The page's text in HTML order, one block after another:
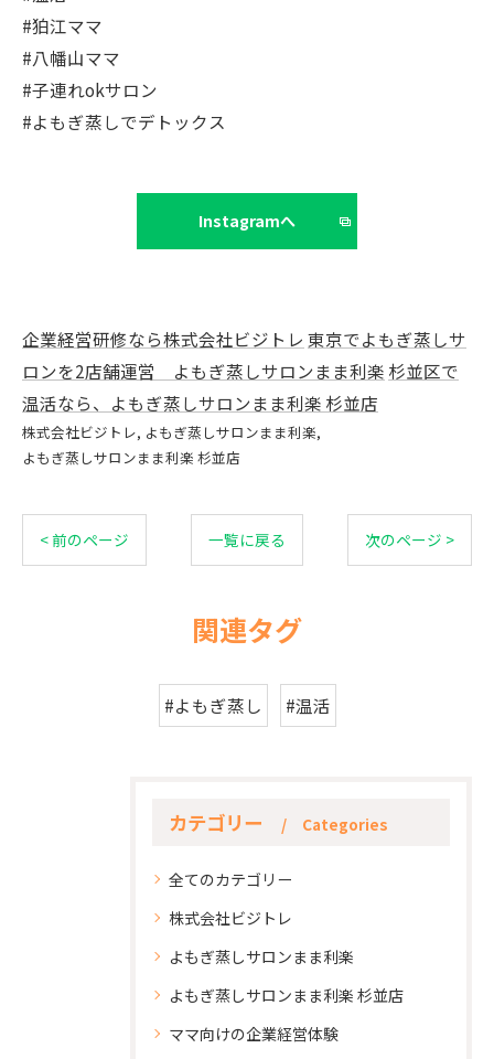
#狛江ママ
#八幡山ママ
#子連れokサロン
#よもぎ蒸しでデトックス
Instagramへ
企業経営研修なら株式会社ビジトレ 東京でよもぎ蒸しサ
ロンを2店舗運営 よもぎ蒸しサロンまま利楽 杉並区で
温活なら、よもぎ蒸しサロンまま利楽 杉並店
株式会社ビジトレ よもぎ蒸しサロンまま利楽
よもぎ蒸しサロンまま利楽 杉並店
< 前のページ 一覧に戻る 次のページ >
関連タグ
#よもぎ蒸し #温活
カテゴリー Categories
全てのカテゴリー
株式会社ビジトレ
よもぎ蒸しサロンまま利楽
よもぎ蒸しサロンまま利楽 杉並店
ママ向けの企業経営体験